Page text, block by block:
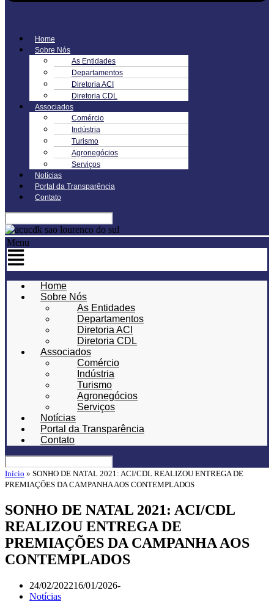
Home
Sobre Nós
As Entidades
Departamentos
Diretoria ACI
Diretoria CDL
Associados
Comércio
Indústria
Turismo
Agronegócios
Serviços
Notícias
Portal da Transparência
Contato
Menu
Home
Sobre Nós
As Entidades
Departamentos
Diretoria ACI
Diretoria CDL
Associados
Comércio
Indústria
Turismo
Agronegócios
Serviços
Notícias
Portal da Transparência
Contato
Início » SONHO DE NATAL 2021: ACI/CDL REALIZOU ENTREGA DE
PREMIAÇÕES DA CAMPANHA AOS CONTEMPLADOS
SONHO DE NATAL 2021: ACI/CDL
REALIZOU ENTREGA DE
PREMIAÇÕES DA CAMPANHA AOS
CONTEMPLADOS
24/02/202216/01/2026
Notícias